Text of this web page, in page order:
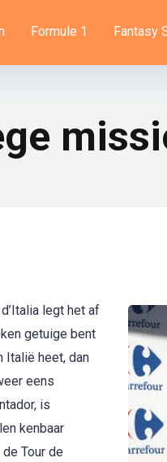
Formule 1 Fantasy
legt het af
getuige bent
Italië heet, dan
eens
is
kenbaar
Tour de